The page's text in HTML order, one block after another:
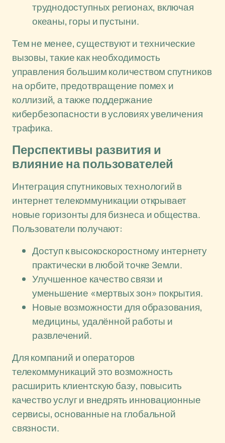
труднодоступных регионах, включая
океаны, горы и пустыни.
Тем не менее, существуют и технические
вызовы, такие как необходимость
управления большим количеством спутников
на орбите, предотвращение помех и
коллизий, а также поддержание
кибербезопасности в условиях увеличения
трафика.
Перспективы развития и
влияние на пользователей
Интеграция спутниковых технологий в
интернет телекоммуникации открывает
новые горизонты для бизнеса и общества.
Пользователи получают:
Доступ к высокоскоростному интернету
практически в любой точке Земли.
Улучшенное качество связи и
уменьшение «мертвых зон» покрытия.
Новые возможности для образования,
медицины, удалённой работы и
развлечений.
Для компаний и операторов
телекоммуникаций это возможность
расширить клиентскую базу, повысить
качество услуг и внедрять инновационные
сервисы, основанные на глобальной
связности.